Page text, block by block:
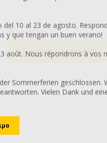
νερό. Για την παραγωγή
για την έξοδο και
δαπέδου για ελεγχόμενη
συσκευασίας. Ύψος 140εκ.
και πλάτος 70εκ. Μοτέρ 380V,
1.8kw
Σε Απόθεμα
10 al 23 de agosto.
y que tengan un buen verano!
août. Nous répondrons à vos
Sommerferien geschlossen.
Vielen Dank und